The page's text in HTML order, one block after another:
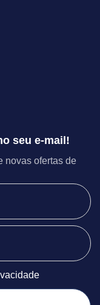
seu e-mail!
novas ofertas de